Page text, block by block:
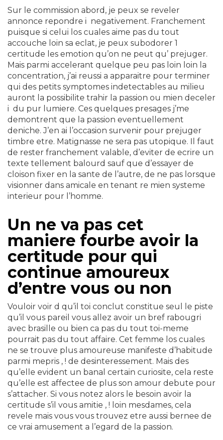
Sur le commission abord, je peux se reveler
annonce repondre i negativement. Franchement
puisque si celui los cuales aime pas du tout
accouche loin sa eclat, je peux subodorer 1
certitude les emotion qu’on ne peut qu’ prejuger.
Mais parmi accelerant quelque peu pas loin loin la
concentration, j’ai reussi a apparaitre pour terminer
qui des petits symptomes indetectables au milieu
auront la possibilite trahir la passion ou mien deceler
i du pur lumiere. Ces quelques presages j’me
demontrent que la passion eventuellement
deniche. J’en ai l’occasion survenir pour prejuger
timbre etre. Matignasse ne sera pas utopique. Il faut
de rester franchement valable, d’eviter de ecrire un
texte tellement balourd sauf que d’essayer de
cloison fixer en la sante de l’autre, de ne pas lorsque
visionner dans amicale en tenant re mien systeme
interieur pour l’homme.
Un ne va pas cet
maniere fourbe avoir la
certitude pour qui
continue amoureux
d’entre vous ou non
Vouloir voir d qu’il toi conclut constitue seul le piste
qu’il vous pareil vous allez avoir un bref rabougri
avec brasille ou bien ca pas du tout toi-meme
pourrait pas du tout affaire. Cet femme los cuales
ne se trouve plus amoureuse manifeste d’habitude
parmi mepris , ! de desinteressement. Mais des
qu’elle evident un banal certain curiosite, cela reste
qu’elle est affectee de plus son amour debute pour
s’attacher. Si vous notez alors le besoin avoir la
certitude s’il vous amitie , ! loin mesdames, cela
revele mais vous vous trouvez etre aussi bernee de
ce vrai amusement a l’egard de la passion.